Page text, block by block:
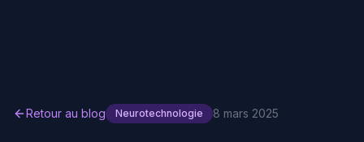
Retour au blog Neurotechnologie 8 mars 2025